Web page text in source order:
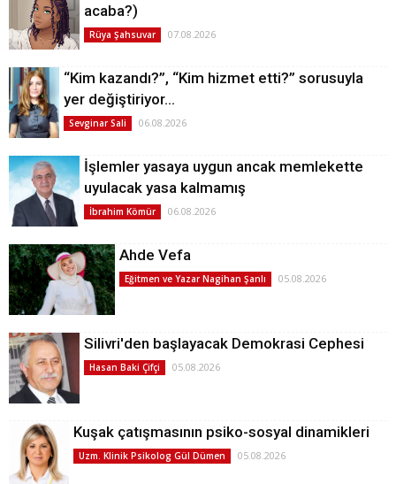
acaba?)
Rüya Şahsuvar 07.08.2026
“Kim kazandı?”, “Kim hizmet etti?” sorusuyla
yer değiştiriyor…
Sevginar Sali 06.08.2026
İşlemler yasaya uygun ancak memlekette
uyulacak yasa kalmamış
İbrahim Kömür 06.08.2026
Ahde Vefa
Eğitmen ve Yazar Nagihan Şanlı 05.08.2026
Silivri'den başlayacak Demokrasi Cephesi
Hasan Baki Çifçi 05.08.2026
Kuşak çatışmasının psiko-sosyal dinamikleri
Uzm. Klinik Psikolog Gül Dümen 05.08.2026